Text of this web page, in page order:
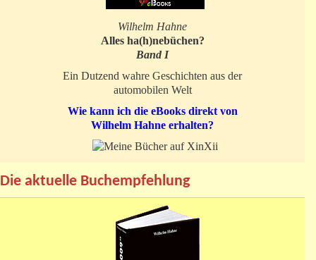
Wilhelm Hahne
Alles ha(h)nebüchen?
Band I
Ein Dutzend wahre Geschichten aus der
automobilen Welt
Wie kann ich die eBooks direkt von
Wilhelm Hahne erhalten?
Die aktuelle Buchempfehlung